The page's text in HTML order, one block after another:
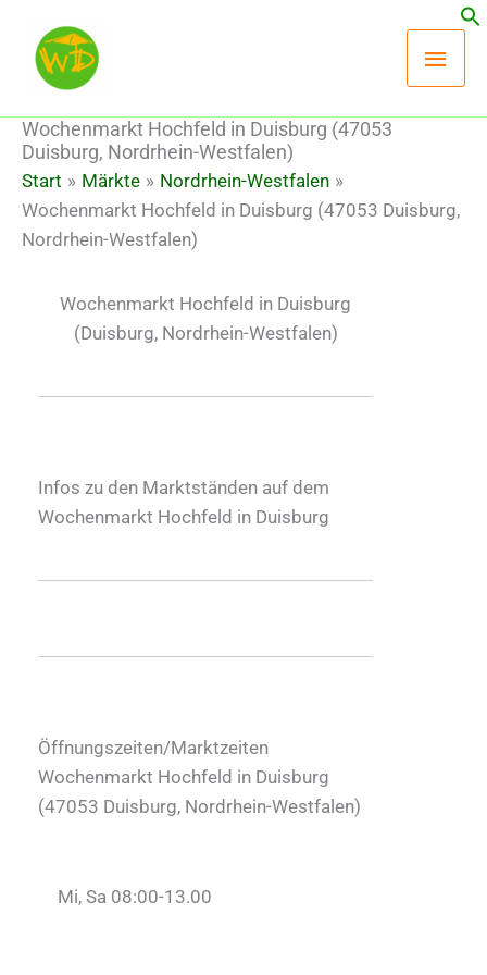
Inhalt
springen
Wochenmarkt Hochfeld in Duisburg (47053
Duisburg, Nordrhein-Westfalen)
Start Märkte
Nordrhein-Westfalen
Wochenmarkt Hochfeld in Duisburg (47053 Duisburg,
Nordrhein-Westfalen)
Wochenmarkt Hochfeld in Duisburg
(Duisburg, Nordrhein-Westfalen)
Infos zu den Marktständen auf dem
Wochenmarkt Hochfeld in Duisburg
Öffnungszeiten/Marktzeiten
Wochenmarkt Hochfeld in Duisburg
(47053 Duisburg, Nordrhein-Westfalen)
Mi, Sa 08:00-13.00